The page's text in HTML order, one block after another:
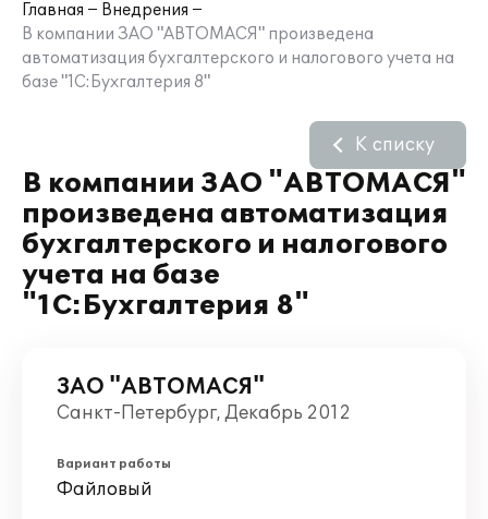
Главная
Внедрения
В компании ЗАО "АВТОМАСЯ" произведена
автоматизация бухгалтерского и налогового учета на
базе "1С:Бухгалтерия 8"
В компании ЗАО "АВТОМАСЯ"
произведена автоматизация
бухгалтерского и налогового
учета на базе
"1С:Бухгалтерия 8"
К списку
ЗАО "АВТОМАСЯ"
Санкт-Петербург, Декабрь 2012
Вариант работы
Файловый